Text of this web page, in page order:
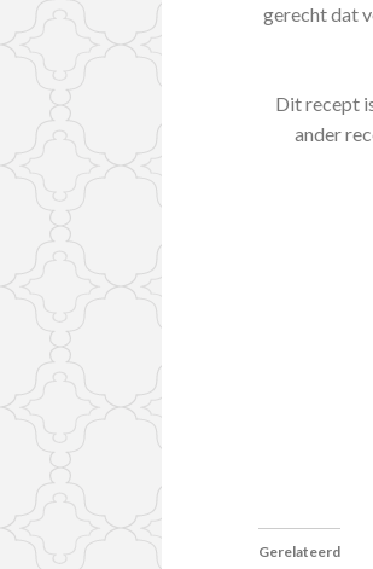
gerecht dat
Dit recept
ander
Gerelateerd